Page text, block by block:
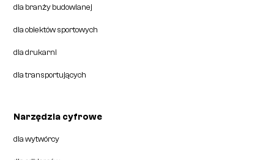
dla branży budowlanej
dla obiektów sportowych
dla drukarni
dla transportujących
Narzędzia cyfrowe
dla wytwórcy